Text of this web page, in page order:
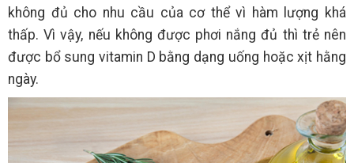
không đủ cho nhu cầu của cơ thể vì hàm lượng khá
thấp. Vì vậy, nếu không được phơi nắng đủ thì trẻ nên
được bổ sung vitamin D bằng dạng uống hoặc xịt hằng
ngày.